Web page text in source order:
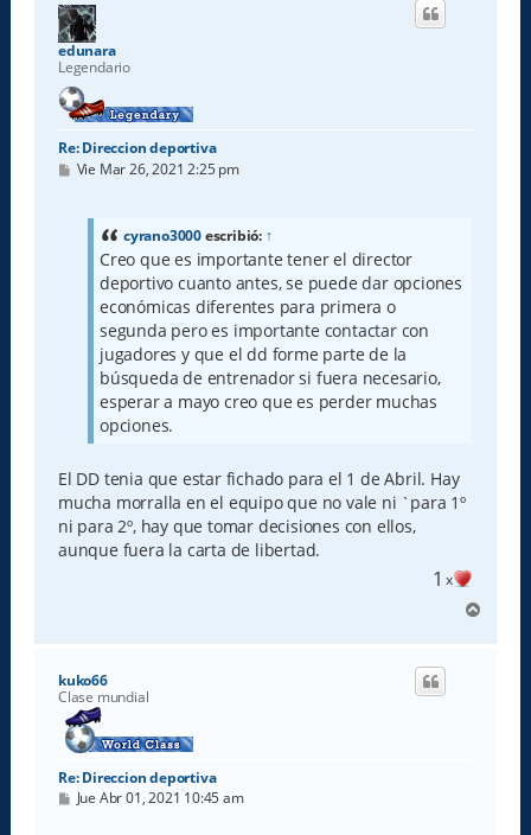
edunara
Legendario
Re: Direccion deportiva
M
Vie Mar 26, 2021 2:25 pm
cyrano3000escribió: ↑
Creo que es importante tener el director
deportivo cuanto antes, se puede dar opciones
económicas diferentes para primera o
segunda pero es importante contactar con
jugadores y que el dd forme parte de la
búsqueda de entrenador si fuera necesario,
esperar a mayo creo que es perder muchas
opciones.
El DD tenia que estar fichado para el 1 de Abril. Hay
mucha morralla en el equipo que no vale ni `para 1º
ni para 2º, hay que tomar decisiones con ellos,
aunque fuera la carta de libertad.
1 x
r
kuko66
Clase mundial
Re: Direccion deportiva
M
Jue Abr 01, 2021 10:45 am